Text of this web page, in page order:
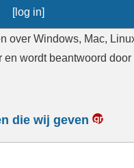
[log in]
over Windows, Mac,
en wordt beantwoord
die wij geven